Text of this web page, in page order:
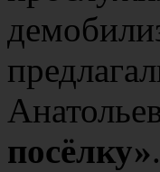
посёлку».